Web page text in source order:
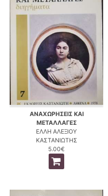
ΑΝΑΧΩΡΗΣΕΙΣ ΚΑΙ
ΜΕΤΑΛΛΑΓΕΣ
ΕΛΛΗ ΑΛΕΞΙΟΥ
ΚΑΣΤΑΝΙΩΤΗΣ
5.00€